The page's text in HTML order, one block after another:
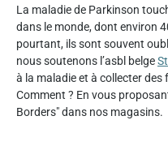
La maladie de Parkinson
dans le monde, dont environ
pourtant, ils sont souvent
nous soutenons l’asbl belge
à la maladie et à collecter
Comment ? En vous
Borders" dans nos magasins.